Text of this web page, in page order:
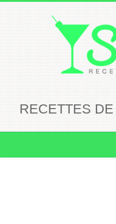
RECETTES